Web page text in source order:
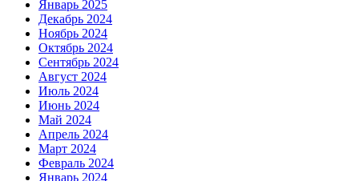
Январь 2025
Декабрь 2024
Ноябрь 2024
Октябрь 2024
Сентябрь 2024
Август 2024
Июль 2024
Июнь 2024
Май 2024
Апрель 2024
Март 2024
Февраль 2024
Январь 2024